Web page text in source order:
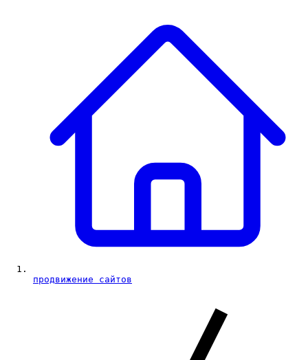
продвижение сайтов